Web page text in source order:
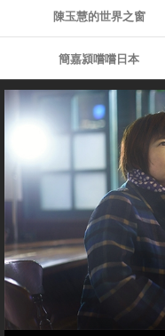
陳玉慧的世界之窗
簡嘉潁嚐嚐日本